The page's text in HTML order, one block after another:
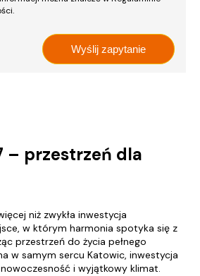
– przestrzeń dla
niż zwykła inwestycja
w którym harmonia spotyka się z
przestrzeń do życia pełnego
w samym sercu Katowic, inwestycja
i wyjątkowy klimat.